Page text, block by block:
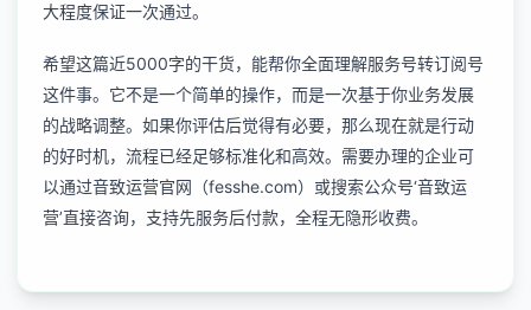
大程度保证一次通过。
希望这篇近5000字的干货，能帮你全面理解服务号转订阅号
这件事。它不是一个简单的操作，而是一次基于你业务发展
的战略调整。如果你评估后觉得有必要，那么现在就是行动
的好时机，流程已经足够标准化和高效。需要办理的企业可
以通过音致运营官网（fesshe.com）或搜索公众号‘音致运
营’直接咨询，支持先服务后付款，全程无隐形收费。